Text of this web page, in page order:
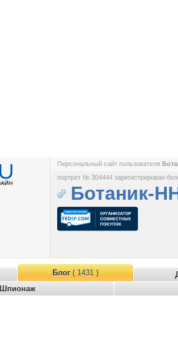
Персональный сайт пользователя
портрет № 304444 зарегистрирован
Ботаник-
Блог( 1431 )
Шпионаж